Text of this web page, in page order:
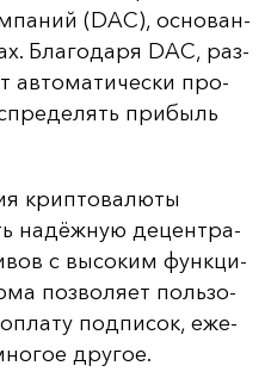
(DAC), ос­но­ван­
Бла­го­да­ря DAC, раз­
ав­то­ма­ти­чес­ки про­
при­быль
крип­то­ва­лю­ты
на­дёж­ную де­цен­тра­
с вы­со­ким фун­кци­
поз­во­ля­ет поль­зо­
под­пи­сок, еже­
дру­гое.